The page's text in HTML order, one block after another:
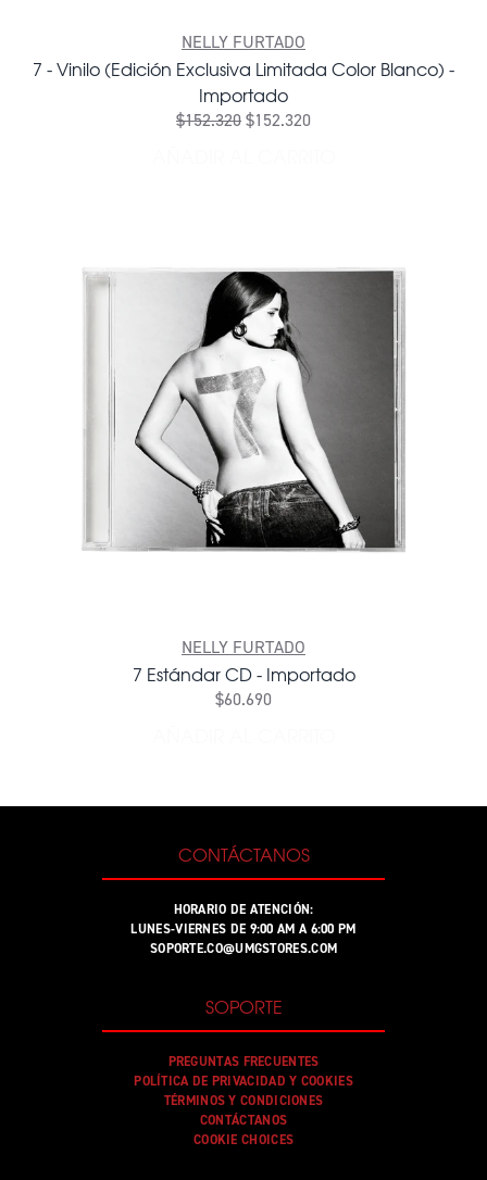
NELLY FURTADO
7 - Vinilo (Edición Exclusiva Limitada Color Blanco) -
Importado
$152.320$152.320
NELLY FURTADO
7 Estándar CD - Importado
$60.690
CONTÁCTANOS
HORARIO DE ATENCIÓN:
LUNES-VIERNES DE 9:00 AM A 6:00 PM
SOPORTE.CO@UMGSTORES.COM
SOPORTE
PREGUNTAS FRECUENTES
POLÍTICA DE PRIVACIDAD Y COOKIES
TÉRMINOS Y CONDICIONES
CONTÁCTANOS
COOKIE CHOICES